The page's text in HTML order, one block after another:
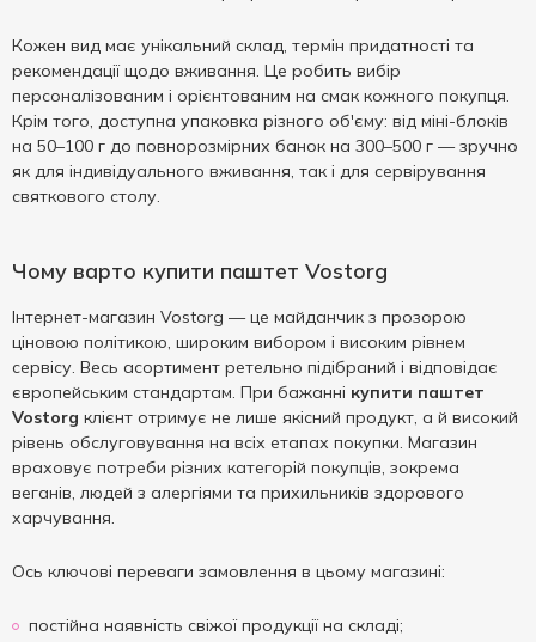
Кожен вид має унікальний склад, термін придатності та
рекомендації щодо вживання. Це робить вибір
персоналізованим і орієнтованим на смак кожного покупця.
Крім того, доступна упаковка різного об'єму: від міні-блоків
на 50–100 г до повнорозмірних банок на 300–500 г — зручно
як для індивідуального вживання, так і для сервірування
святкового столу.
Чому варто купити паштет Vostorg
Інтернет-магазин Vostorg — це майданчик з прозорою
ціновою політикою, широким вибором і високим рівнем
сервісу. Весь асортимент ретельно підібраний і відповідає
європейським стандартам. При бажанні купити паштет
Vostorg клієнт отримує не лише якісний продукт, а й високий
рівень обслуговування на всіх етапах покупки. Магазин
враховує потреби різних категорій покупців, зокрема
веганів, людей з алергіями та прихильників здорового
харчування.
Ось ключові переваги замовлення в цьому магазині:
постійна наявність свіжої продукції на складі;